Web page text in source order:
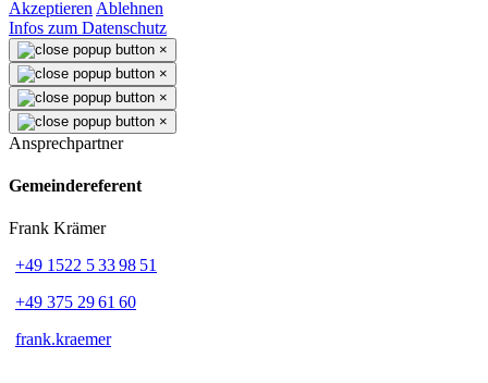
Akzeptieren Ablehnen
Infos zum Datenschutz
×
×
×
×
Ansprechpartner
Gemeindereferent
Frank Krämer
+49 1522 5 33 98 51
+49 375 29 61 60
frank.kraemer